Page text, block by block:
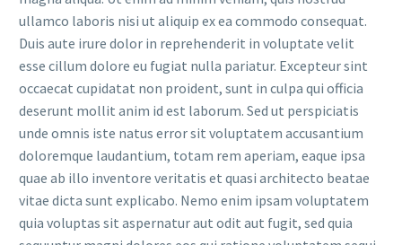
ullamco laboris nisi ut aliquip ex ea commodo consequat.
Duis aute irure dolor in reprehenderit in voluptate velit
esse cillum dolore eu fugiat nulla pariatur. Excepteur sint
occaecat cupidatat non proident, sunt in culpa qui officia
deserunt mollit anim id est laborum. Sed ut perspiciatis
unde omnis iste natus error sit voluptatem accusantium
doloremque laudantium, totam rem aperiam, eaque ipsa
quae ab illo inventore veritatis et quasi architecto beatae
vitae dicta sunt explicabo. Nemo enim ipsam voluptatem
quia voluptas sit aspernatur aut odit aut fugit, sed quia